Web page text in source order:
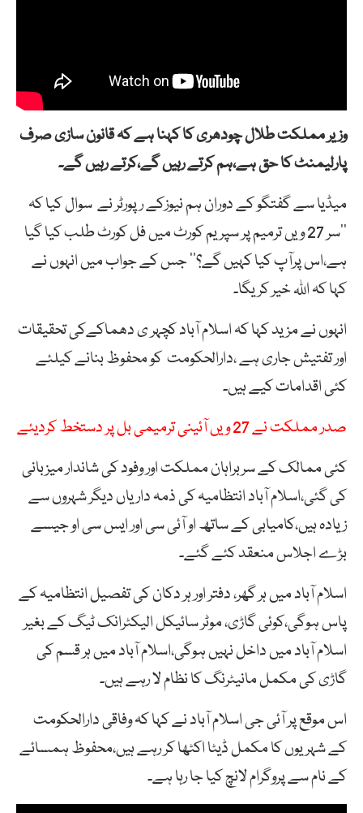
وزیر مملکت طلال چودھری کا کہنا ہے کہ قانون سازی صرف
پارلیمنٹ کا حق ہے،ہم کرتے رہیں گے،کرتے رہیں گے۔
میڈیا سے گفتگو کے دوران ہم نیوزکے رپورٹر نے سوال کیا کہ
’’سر 27 ویں ترمیم پر سپریم کورٹ میں فل کورٹ طلب کیا گیا
ہے،اس پرآپ کیا کہیں گے؟‘‘ جس کے جواب میں انہوں نے
کہا کہ اللہ خیر کریگا۔
انہوں نے مزید کہا کہ اسلام آباد کچہر ی دھماکےکی تحقیقات
اور تفتیش جاری ہے ،دارالحکومت کو محفوظ بنانے کیلئے
کئی اقدامات کیے ہیں۔
صدر مملکت نے 27 ویں آئینی ترمیمی بل پر دستخط کردیئے
کئی ممالک کے سربراہان مملکت اور وفود کی شاندار میزبانی
کی گئی،اسلام آباد انتظامیہ کی ذمہ داریاں دیگر شہروں سے
زیادہ ہیں،کامیابی کے ساتھ او آئی سی اور ایس سی او جیسے
بڑے اجلاس منعقد کئے گئے۔
اسلام آباد میں ہر گھر، دفتر اور ہر دکان کی تفصیل انتظامیہ کے
پاس ہوگی،کوئی گاڑی، موٹر سائیکل الیکٹرانک ٹیگ کے بغیر
اسلام آباد میں داخل نہیں ہوگی،اسلام آباد میں ہر قسم کی
گاڑی کی مکمل مانیٹرنگ کا نظام لا رہے ہیں۔
اس موقع پر آئی جی اسلام آباد نے کہا کہ وفاقی دارالحکومت
کے شہریوں کا مکمل ڈیٹا اکٹھا کر رہے ہیں،محفوظ ہمسائے
کے نام سے پروگرام لانچ کیا جا رہا ہے۔